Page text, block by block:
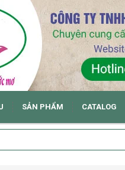
SẢN PHẨM CATALOG